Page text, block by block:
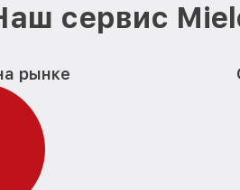
сервис
рынке